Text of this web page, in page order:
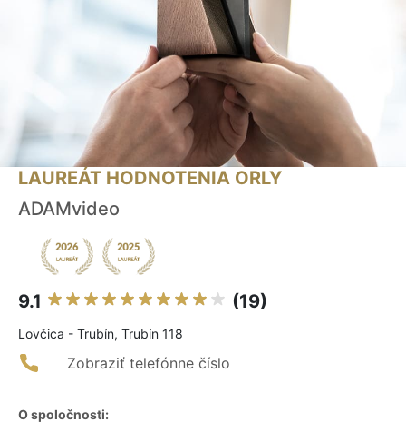
LAUREÁT HODNOTENIA ORLY
ADAMvideo
9.1 (19)
Lovčica - Trubín, Trubín 118
Zobraziť telefónne číslo
O spoločnosti: